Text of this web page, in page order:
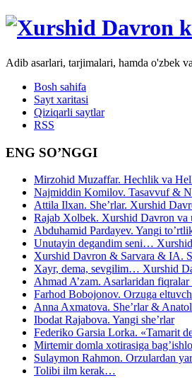
Adib asarlari, tarjimalari, hamda o'zbek
Bosh sahifa
Sayt xaritasi
Qiziqarli saytlar
RSS
ENG SO’NGGI
Mirzohid Muzaffar. Hechlik va
Najmiddin Komilov. Tasavvuf &
Attila Ilxan. She’rlar. Xurshid
Rajab Xolbek. Xurshid Davron va
Abduhamid Pardayev. Yangi
Unutayin degandim seni…
Xurshid Davron & Sarvara & IA.
Xayr, dema, sevgilim… Xurshid
Ahmad A’zam. Asarlaridan
Farhod Bobojonov. Orzuga
Anna Axmatova. She’rlar &
Ibodat Rajabova. Yangi she’rlar
Federiko Garsia Lorka. «Tamarit
Mirtemir domla xotirasiga
Sulaymon Rahmon. Orzulardan
Tolibi ilm kerak…